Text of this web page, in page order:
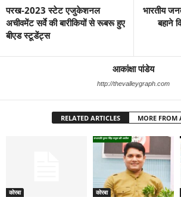
परख-2023 स्टेट एजुकेशनल
अचीवमेंट सर्वे की बारीकियों से रूबरू हुए
बीएड स्टूडेंट्स
भारतीय
बहाने
आकांक्षा पांडेय
http://thevalleygraph.com
RELATED ARTICLES MORE FROM
कोरबा कोरबा